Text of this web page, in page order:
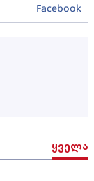
ყველა
Facebook